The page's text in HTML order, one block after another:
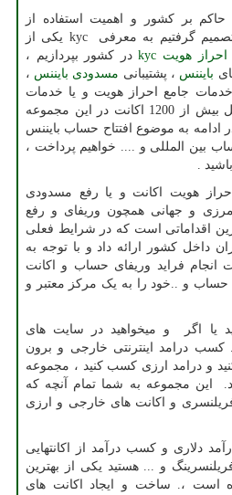
بر کشور و اهمیت استفاده از
گرفتیم به معرفی
kyc یکی از
احراز هویت kycدر کشور بپردازیم ،
بایننس ، پشتیبانی مسدودی بایننس ،
خدمات جامع احراز هویت و یا خدمات
وریفای حساب و ... که شامل بیش از 1200 اکانت در این مجموعه
ادامه به موضوع افتتاح حساب بایننس
بین المللی و .... خواهیم پرداخت ،
.
هویت اکانت و یا رفع مسدودی
و جهانی همچون وریفای و رفع
اقداماتی است که در شرایط فعلی
داخل کشور ارائه داد و با توجه به
انجام فراید وریفای حساب و اکانت
حساب و ..خود را به یک مرکز معتبر و
یا اگر و میخواهید در سایت های
کسب درامد اینترنتی خارجی و برون
و درامد ارزی کسب کنید ، مجموعه
این مجموعه به شما تمام آنچه که
و اکانت های خارجی و ارزی
دلاری و کسب درآمد از اکانتهایی
و ... هستید یکی از بهترین
است ،. ساخت و ایجاد اکانت های